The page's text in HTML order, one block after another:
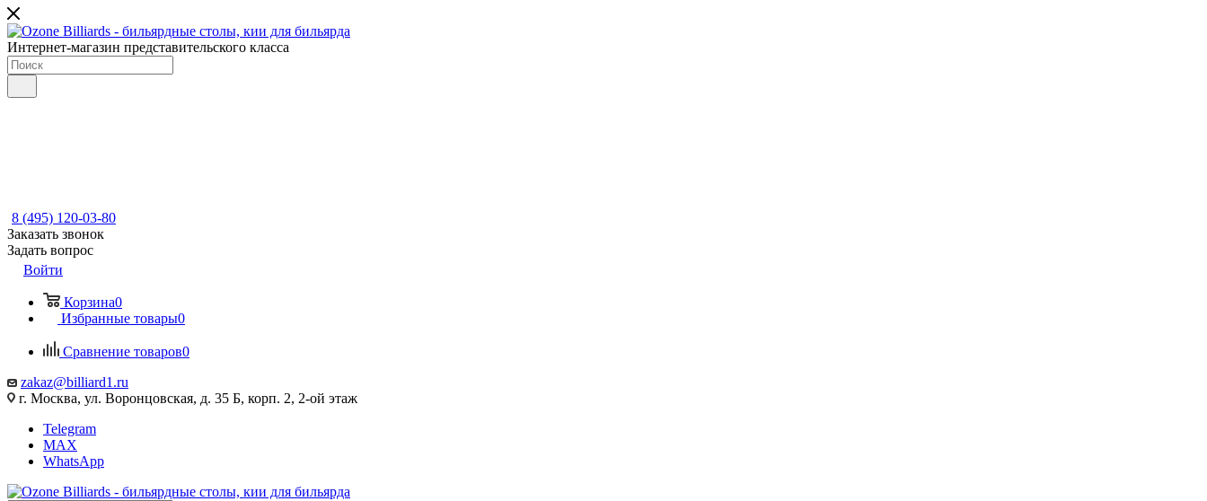
Интернет-магазин представительского класса
8 (495) 120-03-80
Заказать звонок
Задать вопрос
Войти
Корзина0
Избранные товары0
Сравнение товаров0
zakaz@billiard1.ru
г. Москва, ул. Воронцовская, д. 35 Б, корп. 2, 2-ой этаж
Telegram
MAX
WhatsApp